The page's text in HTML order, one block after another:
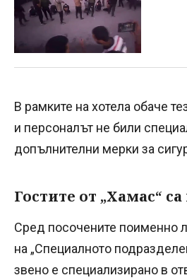
В рамките на хотела обаче
и персоналът не били
допълнителни мерки за
Гостите от „Хамас“
Сред посочените поименно
на „Специалното
звено е специализирано в